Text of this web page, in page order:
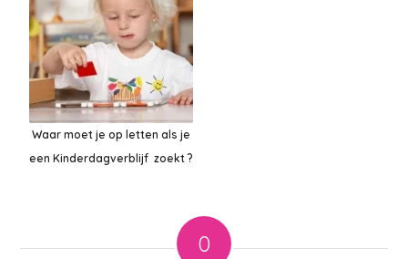
Waar moet je op letten als je
een Kinderdagverblijf zoekt ?
0